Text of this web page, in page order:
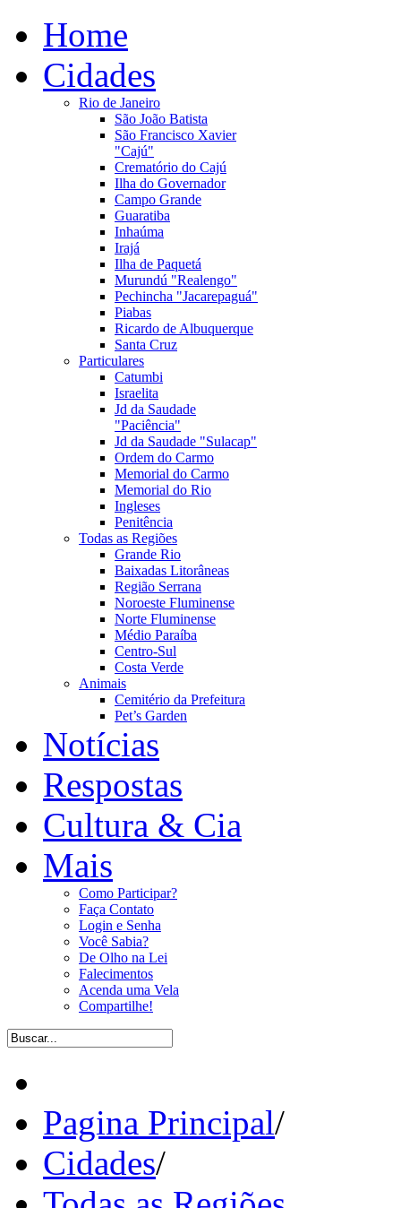
Home
Cidades
Rio de Janeiro
São João Batista
São Francisco Xavier
"Cajú"
Crematório do Cajú
Ilha do Governador
Campo Grande
Guaratiba
Inhaúma
Irajá
Ilha de Paquetá
Murundú "Realengo"
Pechincha "Jacarepaguá"
Piabas
Ricardo de Albuquerque
Santa Cruz
Particulares
Catumbi
Israelita
Jd da Saudade
"Paciência"
Jd da Saudade "Sulacap"
Ordem do Carmo
Memorial do Carmo
Memorial do Rio
Ingleses
Penitência
Todas as Regiões
Grande Rio
Baixadas Litorâneas
Região Serrana
Noroeste Fluminense
Norte Fluminense
Médio Paraíba
Centro-Sul
Costa Verde
Animais
Cemitério da Prefeitura
Pet’s Garden
Notícias
Respostas
Cultura & Cia
Mais
Como Participar?
Faça Contato
Login e Senha
Você Sabia?
De Olho na Lei
Falecimentos
Acenda uma Vela
Compartilhe!
Pagina Principal/
Cidades/